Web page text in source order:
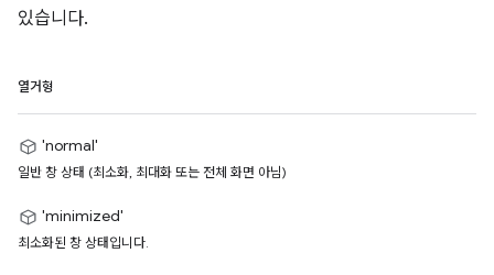
있습니다.
열거형
'normal'
일반 창 상태 (최소화, 최대화 또는 전체 화면 아님)
'minimized'
최소화된 창 상태입니다.